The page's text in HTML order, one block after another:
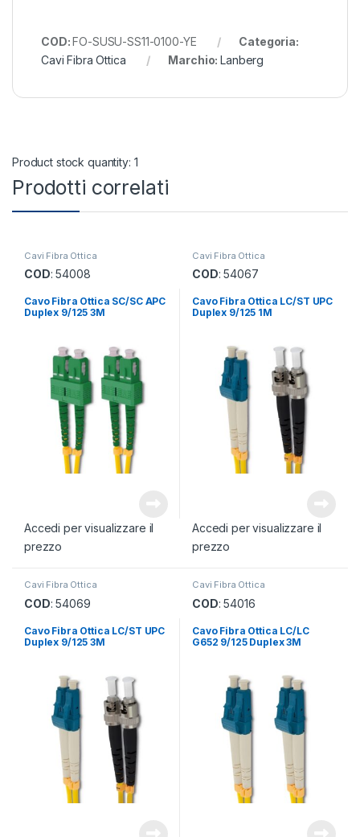
COD:FO-SUSU-SS11-0100-YE
Categoria:
Cavi Fibra Ottica
Marchio:Lanberg
Product stock quantity: 1
Prodotti correlati
Cavi Fibra Ottica
COD: 54008
Cavo Fibra Ottica SC/SC APC
Duplex 9/125 3M
Accedi per visualizzare il
prezzo
Cavi Fibra Ottica
COD: 54067
Cavo Fibra Ottica LC/ST UPC
Duplex 9/125 1M
Accedi per visualizzare il
prezzo
Cavi Fibra Ottica
COD: 54069
Cavo Fibra Ottica LC/ST UPC
Duplex 9/125 3M
Cavi Fibra Ottica
COD: 54016
Cavo Fibra Ottica LC/LC
G652 9/125 Duplex 3M